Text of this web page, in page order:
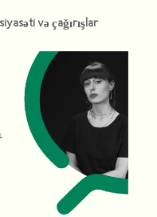
və çağırışlar